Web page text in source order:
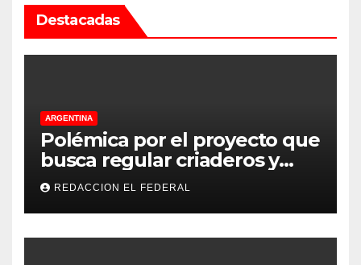
Destacadas
ARGENTINA
Polémica por el proyecto que
busca regular criaderos y
refugios de perros y gatos:
denuncian excesos, mientras
proteccionistas reclaman
controles más duros
REDACCION EL FEDERAL